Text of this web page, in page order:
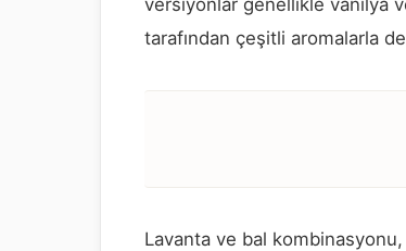
versiyonlar genellikle vanilya
tarafından çeşitli aromalarla
Lavanta ve bal